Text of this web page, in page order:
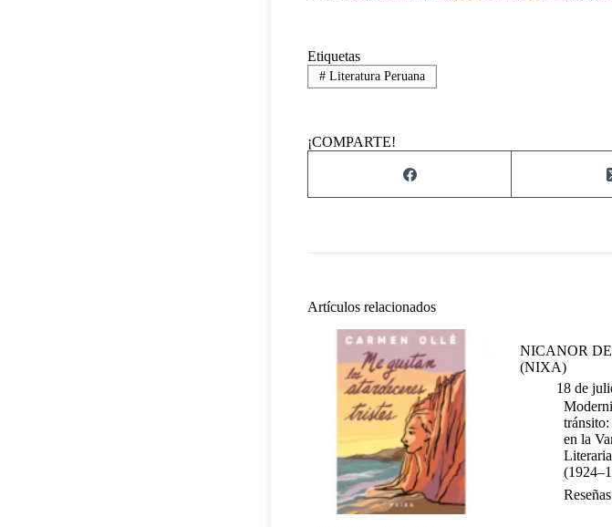
Etiquetas
#Literatura Peruana
¡COMPARTE!
Artículos relacionados
NICANOR
(NIXA)
18 de
en la
Reseñas